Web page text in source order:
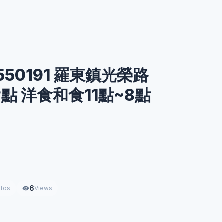
羅東鎮光榮路
洋食和食11點~8點
6Views